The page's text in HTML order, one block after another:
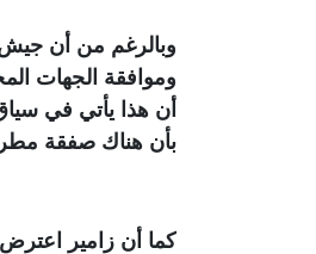
وبالرغم من أن
وموافقة الجهات
أن هذا يأتي في
بأن هناك صفقة
كما أن زامير